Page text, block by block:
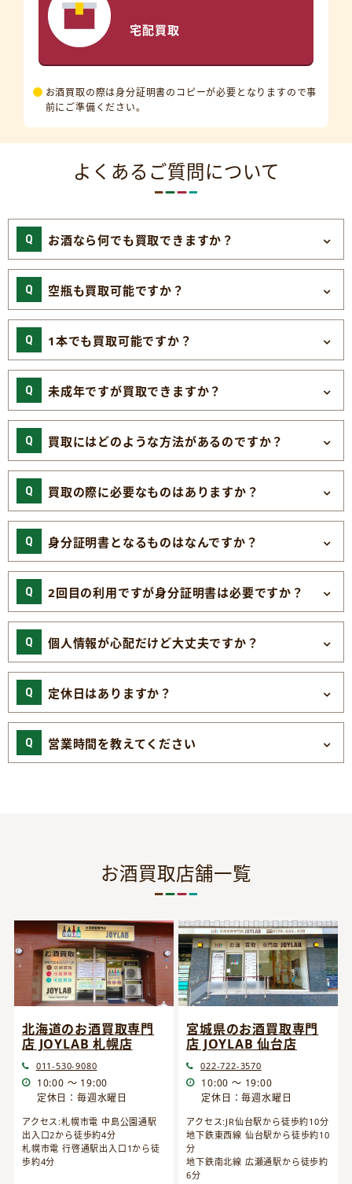
宅配買取
お酒買取の際は身分証明書のコピーが必要となりますので事
前にご準備ください。
よくあるご質問について
お酒なら何でも買取できますか？
空瓶も買取可能ですか？
1本でも買取可能ですか？
未成年ですが買取できますか？
買取にはどのような方法があるのですか？
買取の際に必要なものはありますか？
身分証明書となるものはなんですか？
2回目の利用ですが身分証明書は必要ですか？
個人情報が心配だけど大丈夫ですか？
定休日はありますか？
営業時間を教えてください
お酒買取店舗一覧
北海道のお酒買取専門
店 JOYLAB 札幌店
011-530-9080
10:00 ～ 19:00
定休日：毎週水曜日
アクセス:札幌市電 中島公園通駅
出入口2から徒歩約4分
札幌市電 行啓通駅出入口1から徒
歩約4分
宮城県のお酒買取専門
店 JOYLAB 仙台店
022-722-3570
10:00 ～ 19:00
定休日：毎週水曜日
アクセス:JR仙台駅から徒歩約10分
地下鉄東西線 仙台駅から徒歩約10
分
地下鉄南北線 広瀬通駅から徒歩約
6分